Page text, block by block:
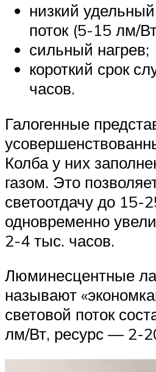
низкий
поток (5-15 лм/
сильный нагрев;
короткий срок
часов.
Галогенные
Колба у них
газом. Это
светоотдачу до 15-
одновременно
2-4 тыс. часов.
Люминесцентные
называют
световой поток
лм/Вт, ресурс — 2-